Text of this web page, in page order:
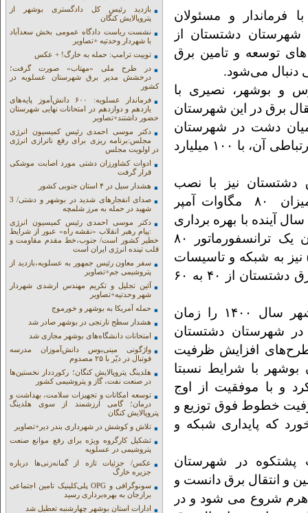
در دیدار با فرماندار و مسئولان
شهرستان دشتستان از
توسعه و تامین برق
دنبال می‌شود.
و بوشهر، نصیری با
برق در این شهرستان
پست ۲۳۰ کیلوولت میان دشت در شهرستان
دشتستان به ظرفیت ۱۶۰ مگاولت امپر و خطوط ارتباطی آن، با ۱۰۰ میلیارد
دشتستان نیز با نصب
یکدستگاه ترانسفورماتور ۱۶۰ مگاولت امپر به میزان ۸۰ مگاوات آمپر
آینده با بهره برداری
از آن بسیار محسوس خواهد بود و علاوه بر آن یک ترانسفورماتور ۸۰
برازجان ) نیز به شبکه و تاسیسات
موجود اضافه می شود و ظرفیت رزرو و ذخیره برق دشتستان از ۴۰ به ۶۰
مدیر عامل شرکت برق منطقه‌ای فارس و بوشهر سال ۱۴۰۰ را زمان
در شهرستان دشتستان
افزایش ظرفیت
با شرایط نسبتا
و با موفقیت از اوج
خطوط فوق توزیع و
۲، امسال رقم خورد که پایداری شبکه و
از خط ۱۳۲ کیلوولت پشتکوه در شهرستان
و انتقال برق دانست و
شروع می شود و در
بازدید رئیس کل دادگستری بوشهر از
پتروپالایش کنگان
نشست ریاست دادگاه عمومی بخش سعدآباد
با شهردار وحدتیه +تصاویر
توییت ترامپ: حمله به خارگ! + عکس
در طرح ملی «مهتاب» صورت گرفت؛
درخشش مدیر برق شهرستان عسلویه در
کشور
فرماندار عسلویه: ۶۰۰ دانش‌آموز پایه‌های
یازدهم و دوازدهم در امتحانات نهایی شهرستان
حضور داشتند+تصاویر
دکتر موسی احمدی رئیس کمیسیون انرژی
مجلس:برنامه ریزی برای رفع ناترازی انرژی
در اولویت مجلس
ادوات کشاورزان دشتی مورد اصابت موشکی
قرار گرفت
هشدار سیل در ۴ استان جنوبی کشور
صدای انفجارهای شدید در بوشهر و دشتی/ 3
شهید در حمله به مرز شلمچه
دکتر موسی احمدی رئیس کمیسیون انرژی
:پیام رهبر انقلاب «نقشه راه» عبور از شرایط
خطیر کشور است/ جنوب،خط مقدم مقاومت و
قلب تپنده انرژی ایران است
سفر معاون رئیس جمهور به عسلویه،بازدید از
پتروشیمی جم+تصاویر
آئین تجلیل و تکریم مهندس ارشدی شهردار
شهر وحدتیه+تصاویر
حمله آمریکا به بوشهر و خورموج
هشدار سطح نارنجی در بوشهر صادر شد
امتحانات دانشگاه‌های بوشهر مجازی شد
واژگونی مینی‌بوس دانش‌آموزان مدرسه
فوتبال در دیّر با ۲۵ مصدوم
هلدینگ پتروپالایش کنگان؛ رکورددار نخستین‌ها
در صنعت نفت، گاز و پتروشیمی کشور
توسعه امکانات و تجهیزات سلامت، بهداشت و
درمان؛ گامی ارزشمند از سوی هلدینگ
پتروپالایش کنگان
تلاش و کوشش در شهرداری بندر دیر+تصاویر
تشکیل کارگروه ویژه برای رفع موانع صنعت
پتروشیمی در عسلویه
عکس/ جزئیات تازه از گمانه‌زنی‌ها درباره
جزیره خارگ
سونوگرافی و OPG پلی‌کلینیک تامین اجتماعی
برازجان به بهره‌برداری رسید
ادارات استان بوشهر چهارشنبه تعطیل شد